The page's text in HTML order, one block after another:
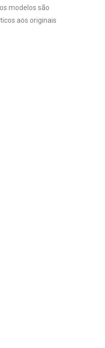
modelos são
aos originais